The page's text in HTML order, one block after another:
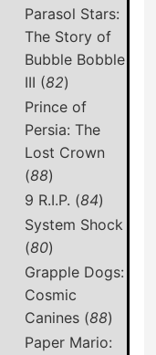
Parasol Stars:
The Story of
Bubble Bobble
III (82)
Prince of
Persia: The
Lost Crown
(88)
9 R.I.P. (84)
System Shock
(80)
Grapple Dogs:
Cosmic
Canines (88)
Paper Mario: